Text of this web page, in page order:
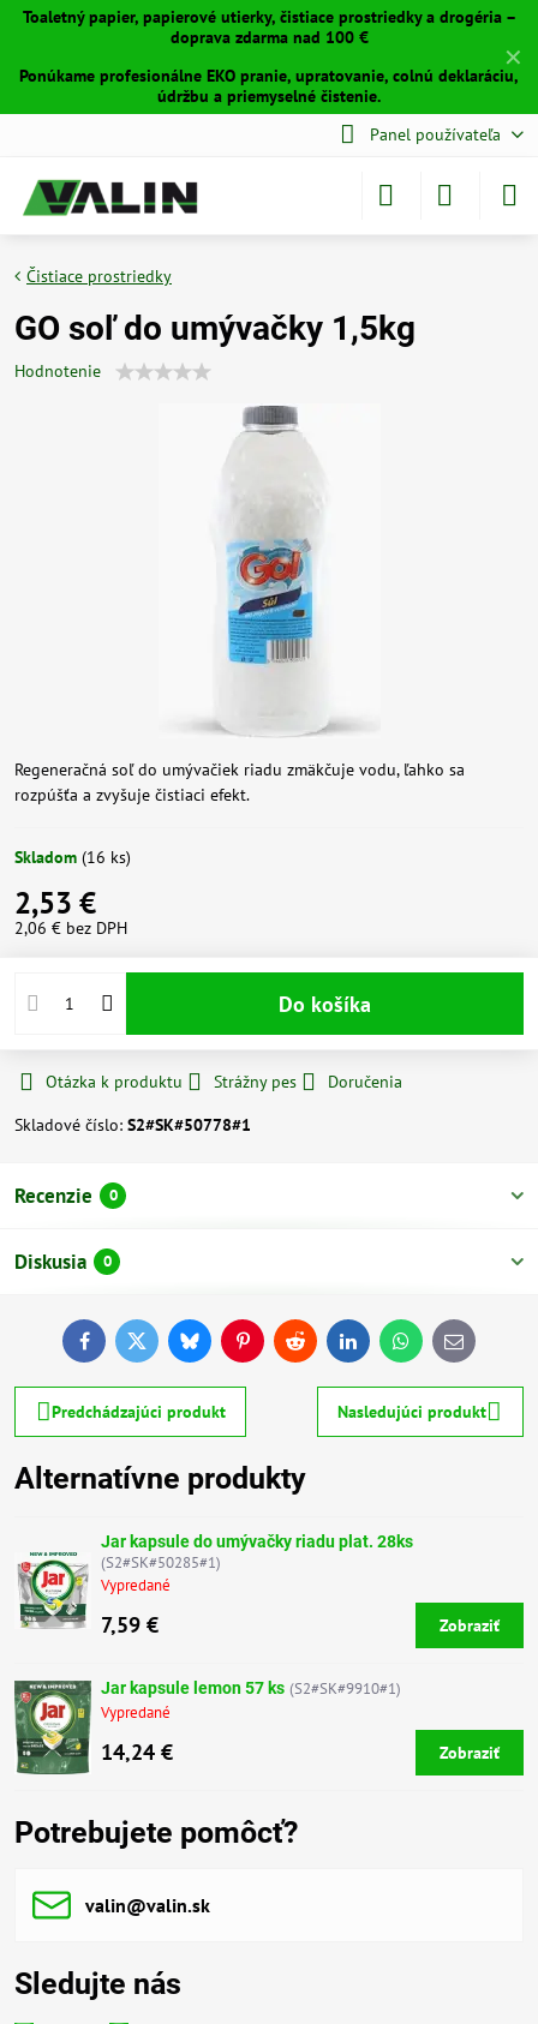
✕
Toaletný papier, papierové utierky, čistiace prostriedky a drogéria –
doprava zdarma nad 100 €
Ponúkame profesionálne EKO pranie, upratovanie, colnú deklaráciu,
údržbu a priemyselné čistenie.
Panel používateľa
Čistiace prostriedky
GO soľ do umývačky 1,5kg
Hodnotenie
Regeneračná soľ do umývačiek riadu zmäkčuje vodu, ľahko sa
rozpúšťa a zvyšuje čistiaci efekt.
Skladom (16 ks)
2,53 €
2,06 € bez DPH
Do košíka
Otázka k produktu Strážny pes
Doručenia
Skladové číslo: S2#SK#50778#1
Recenzie 0
Diskusia 0
FacebookTwitterBlueskyPinterestReddit LinkedInWhatsApp
E-
mail
Predchádzajúci produkt Nasledujúci produkt
Alternatívne produkty
Jar kapsule do umývačky riadu plat. 28ks
(S2#SK#50285#1)
Vypredané
7,59 € Zobraziť
Jar kapsule lemon 57 ks (S2#SK#9910#1)
Vypredané
14,24 € Zobraziť
Potrebujete pomôcť?
valin​@valin​.sk
Sledujte nás